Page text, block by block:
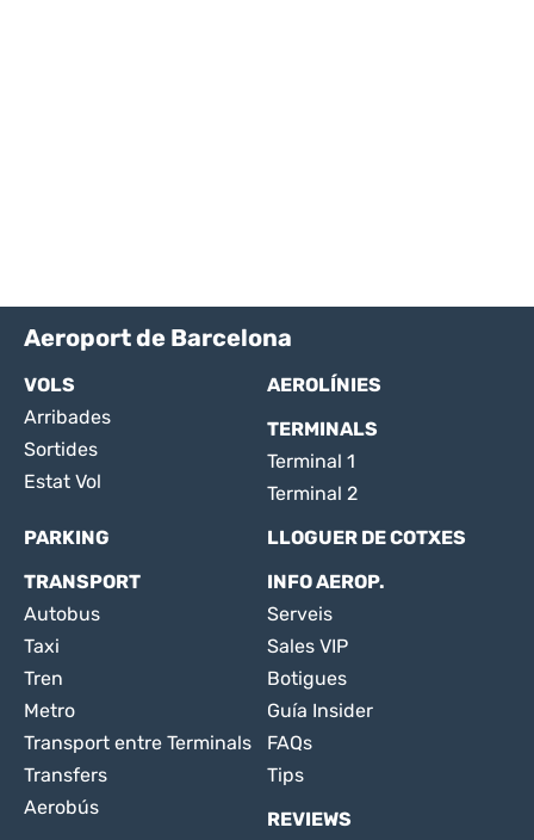
Aeroport de Barcelona
VOLS
Arribades
Sortides
Estat Vol
AEROLÍNIES
TERMINALS
Terminal 1
Terminal 2
PARKING
LLOGUER DE COTXES
TRANSPORT
Autobus
Taxi
Tren
Metro
Transport entre Terminals
Transfers
Aerobús
INFO AEROP.
Serveis
Sales VIP
Botigues
Guía Insider
FAQs
Tips
REVIEWS